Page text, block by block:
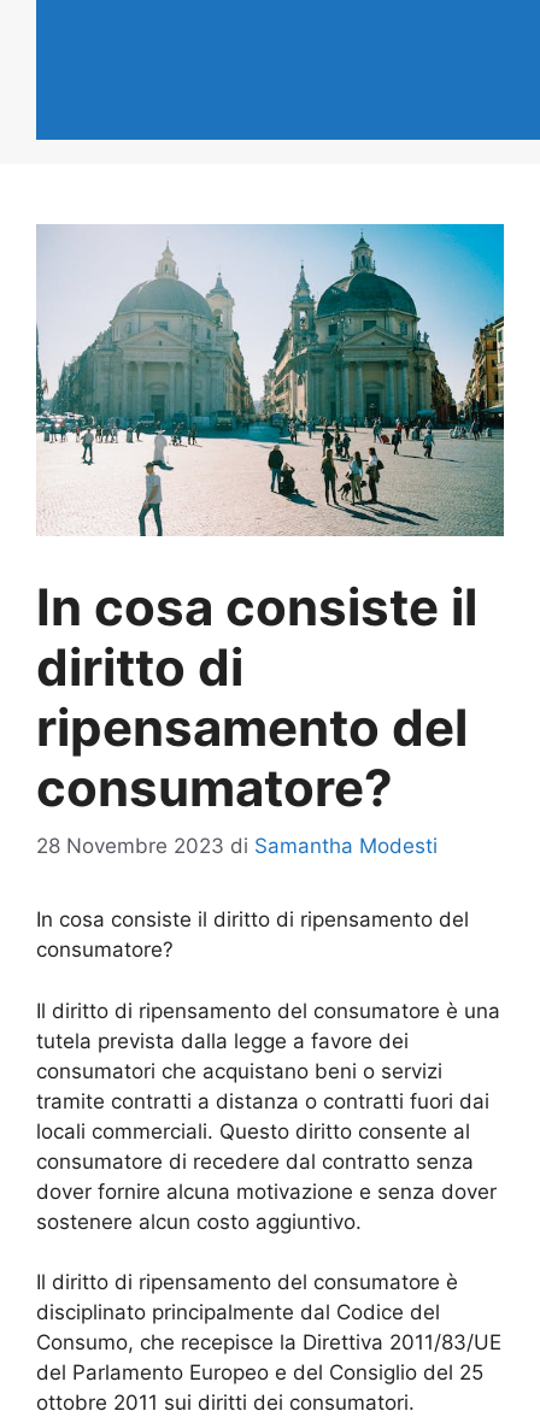
In cosa consiste il
diritto di
ripensamento del
consumatore?
28 Novembre 2023 di Samantha Modesti
In cosa consiste il diritto di ripensamento del
consumatore?
Il diritto di ripensamento del consumatore è una
tutela prevista dalla legge a favore dei
consumatori che acquistano beni o servizi
tramite contratti a distanza o contratti fuori dai
locali commerciali. Questo diritto consente al
consumatore di recedere dal contratto senza
dover fornire alcuna motivazione e senza dover
sostenere alcun costo aggiuntivo.
Il diritto di ripensamento del consumatore è
disciplinato principalmente dal Codice del
Consumo, che recepisce la Direttiva 2011/83/UE
del Parlamento Europeo e del Consiglio del 25
ottobre 2011 sui diritti dei consumatori.